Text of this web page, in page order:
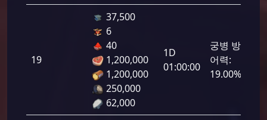
19
37,500
6
40
1,200,000
1,200,000
250,000
62,000
1D
01:00:00
궁병 방
어력:
19.00%